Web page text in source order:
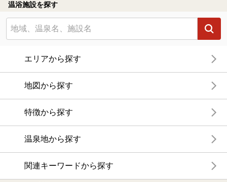
温浴施設を探す
エリアから探す
地図から探す
特徴から探す
温泉地から探す
関連キーワードから探す